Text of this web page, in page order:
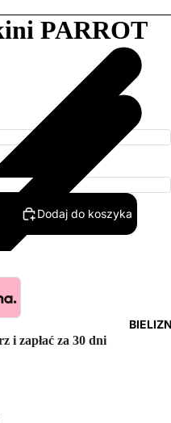
PARROT
Dodaj do koszyka
i zapłać za 30 dni